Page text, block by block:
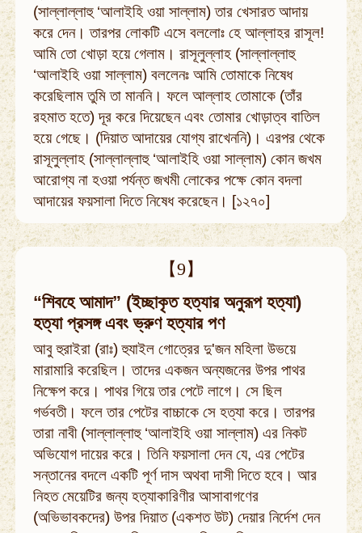
(সাল্লাল্লাহু ‘আলাইহি ওয়া সাল্লাম) তার খেসারত আদায়
করে দেন। তারপর লোকটি এসে বললোঃ হে আল্লাহর রাসূল!
আমি তো খোড়া হয়ে গেলাম। রাসূলুল্লাহ (সাল্লাল্লাহু
‘আলাইহি ওয়া সাল্লাম) বললেনঃ আমি তোমাকে নিষেধ
করেছিলাম তুমি তা মাননি। ফলে আল্লাহ তোমাকে (তাঁর
রহমাত হতে) দূর করে দিয়েছেন এবং তোমার খোড়াত্ব বাতিল
হয়ে গেছে। (দিয়াত আদায়ের যোগ্য রাখেননি)। এরপর থেকে
রাসূলুল্লাহ (সাল্লাল্লাহু ‘আলাইহি ওয়া সাল্লাম) কোন জখম
আরোগ্য না হওয়া পর্যন্ত জখমী লোকের পক্ষে কোন বদলা
আদায়ের ফয়সালা দিতে নিষেধ করেছেন। [১২৭০]
【9】
“শিবহে আমাদ” (ইচ্ছাকৃত হত্যার অনুরূপ হত্যা)
হত্যা প্রসঙ্গ এবং ভ্রুণ হত্যার পণ
আবু হুরাইরা (রাঃ) হুযাইল গোত্রের দু'জন মহিলা উভয়ে
মারামারি করেছিল। তাদের একজন অন্যজনের উপর পাথর
নিক্ষেপ করে। পাথর গিয়ে তার পেটে লাগে। সে ছিল
গর্ভবতী। ফলে তার পেটের বাচ্চাকে সে হত্যা করে। তারপর
তারা নাবী (সাল্লাল্লাহু ‘আলাইহি ওয়া সাল্লাম) এর নিকট
অভিযোগ দায়ের করে। তিনি ফয়সালা দেন যে, এর পেটের
সন্তানের বদলে একটি পূর্ণ দাস অথবা দাসী দিতে হবে। আর
নিহত মেয়েটির জন্য হত্যাকারিণীর আসাবাগণের
(অভিভাবকদের) উপর দিয়াত (একশত উট) দেয়ার নির্দেশ দেন